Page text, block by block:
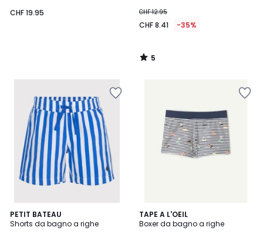
CHF 19.95 CHF 12.95
CHF 8.41 -35%
5
/
PETIT BATEAU
Shorts da bagno a righe
2
Colori
TAPE A L'OEIL
Boxer da bagno a righe